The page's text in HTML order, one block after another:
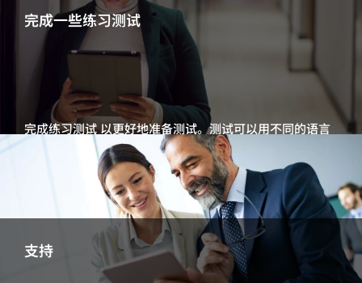
完成一些练习测试
完成练习测试 以更好地准备测试。测试可以用不同的语言
完成一个测试
支持